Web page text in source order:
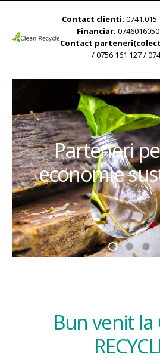
Contact clienti:
Financiar:
Contact
/ 0756.161.127 /
Parteneri
economie
Bun venit la